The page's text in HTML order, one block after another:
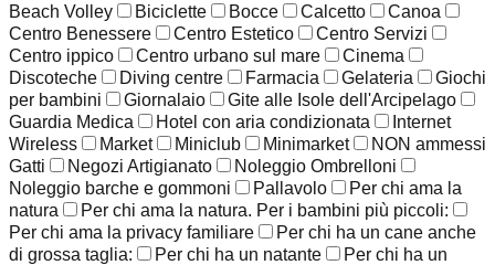
Beach Volley
Biciclette Bocce Calcetto
Canoa
Centro Benessere
Centro Estetico
Centro Servizi
Centro ippico
Centro urbano sul mare
Cinema
Discoteche
Diving centre Farmacia Gelateria
Giochi
per bambini
Giornalaio
Gite alle Isole dell'Arcipelago
Guardia Medica
Hotel con aria condizionata
Internet
Wireless
Market Miniclub Minimarket
NON ammessi
Gatti
Negozi Artigianato
Noleggio Ombrelloni
Noleggio barche e gommoni
Pallavolo
Per chi ama la
natura
Per chi ama la natura. Per i bambini più piccoli:
Per chi ama la privacy familiare
Per chi ha un cane anche
di grossa taglia:
Per chi ha un natante
Per chi ha un